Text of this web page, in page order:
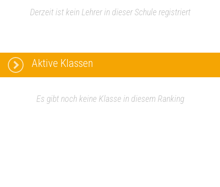
Derzeit ist kein Lehrer in dieser Schule registriert
Aktive Klassen
Es gibt noch keine Klasse in diesem Ranking